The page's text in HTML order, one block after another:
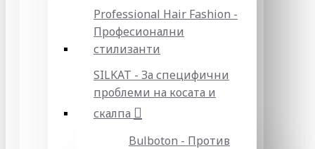
Professional Hair Fashion -
Професионални
стилизанти
SILKAT - За специфични
проблеми на косата и
скалпа
Bulboton - Против